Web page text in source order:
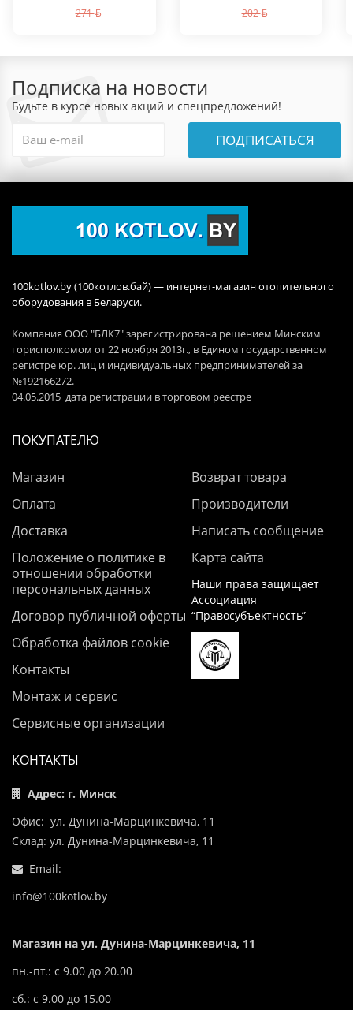
271 202
Подписка на новости
Будьте в курсе новых акций и спецпредложений!
ПОДПИСАТЬСЯ
100kotlov.by (100котлов.бай) — интернет-магазин отопительного
оборудования в Беларуси.
Компания ООО "БЛК7" зарегистрирована решением Минским
горисполкомом от 22 ноября 2013г., в Едином государственном
регистре юр. лиц и индивидуальных предпринимателей за
№192166272.
04.05.2015 дата регистрации в торговом реестре
ПОКУПАТЕЛЮ
Магазин
Оплата
Доставка
Положение о политике в
отношении обработки
персональных данных
Договор публичной оферты
Обработка файлов cookie
Контакты
Монтаж и сервис
Сервисные организации
Возврат товара
Производители
Написать сообщение
Карта сайта
Наши права защищает
Ассоциация
“Правосубъектность”
КОНТАКТЫ
Адрес: г. Минск
Офис: ул. Дунина-Марцинкевича, 11
Склад: ул. Дунина-Марцинкевича, 11
Email:
info@100kotlov.by
Магазин на ул. Дунина-Марцинкевича, 11
пн.-пт.: с 9.00 до 20.00
сб.: с 9.00 до 15.00